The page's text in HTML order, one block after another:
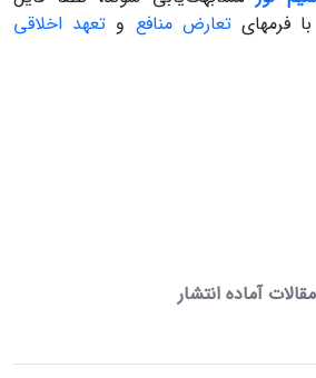
فرمهایتعارض منافع و تعهد اخلاقی
مقالات آماده انتشار